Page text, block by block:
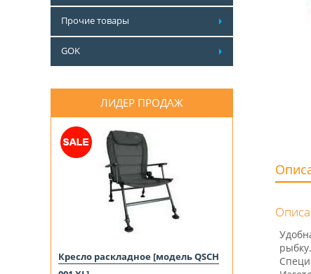
Прочие товары
GOK
ЛИДЕР ПРОДАЖ
Кресло раскладное [модель QSCH
рыбку.